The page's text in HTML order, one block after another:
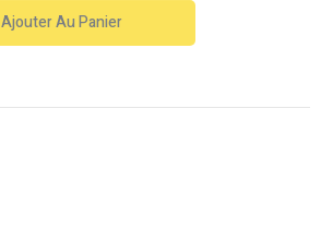
Ajouter Au Panier